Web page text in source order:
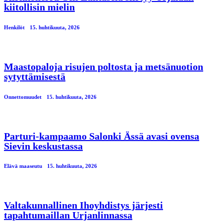
kiitollisin mielin
Henkilöt 15. huhtikuuta, 2026
Maastopaloja risujen poltosta ja metsänuotion
sytyttämisestä
Onnettomuudet 15. huhtikuuta, 2026
Parturi-kampaamo Salonki Ässä avasi ovensa
Sievin keskustassa
Elävä maaseutu 15. huhtikuuta, 2026
Valtakunnallinen Ihoyhdistys järjesti
tapahtumaillan Urjanlinnassa